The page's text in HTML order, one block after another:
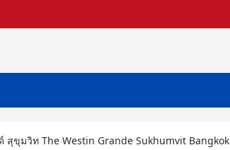
สุขุมวิท The Westin Grande Sukhumvit Bangkok